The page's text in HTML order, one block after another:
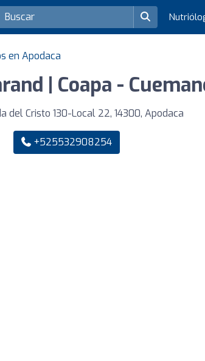
en Apodaca
| Coapa -
del Cristo 130-Local 22, 14300, Apodaca
+525532908254